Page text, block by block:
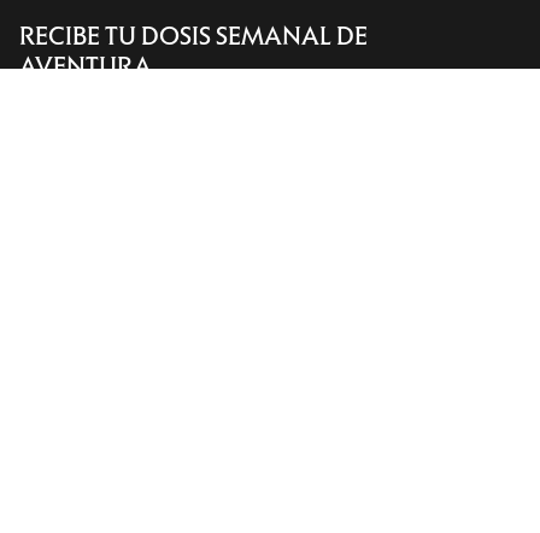
Encuentra una tienda Help
RECIBE TU DOSIS SEMANAL DE
AVENTURA